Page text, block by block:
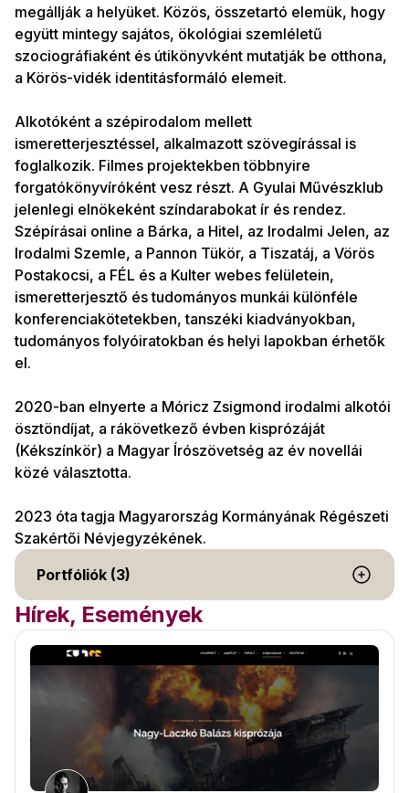
megállják a helyüket. Közös, összetartó elemük, hogy
együtt mintegy sajátos, ökológiai szemléletű
szociográfiaként és útikönyvként mutatják be otthona,
a Körös-vidék identitásformáló elemeit.
Alkotóként a szépirodalom mellett
ismeretterjesztéssel, alkalmazott szövegírással is
foglalkozik. Filmes projektekben többnyire
forgatókönyvíróként vesz részt. A Gyulai Művészklub
jelenlegi elnökeként színdarabokat ír és rendez.
Szépírásai online a Bárka, a Hitel, az Irodalmi Jelen, az
Irodalmi Szemle, a Pannon Tükör, a Tiszatáj, a Vörös
Postakocsi, a FÉL és a Kulter webes felületein,
ismeretterjesztő és tudományos munkái különféle
konferenciakötetekben, tanszéki kiadványokban,
tudományos folyóiratokban és helyi lapokban érhetők
el.
2020-ban elnyerte a Móricz Zsigmond irodalmi alkotói
ösztöndíjat, a rákövetkező évben kisprózáját
(Kékszínkör) a Magyar Írószövetség az év novellái
közé választotta.
2023 óta tagja Magyarország Kormányának Régészeti
Szakértői Névjegyzékének.
Portfóliók (3)
Hírek, Események